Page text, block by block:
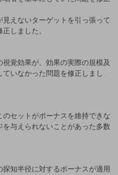
えないターゲットを引っ張って
しました。
覚効果が、効果の実際の規模及
いなかった問題を修正しまし
のセットがボーナスを維持できな
与えられないことがあった多数
知半径に対するボーナスが適用